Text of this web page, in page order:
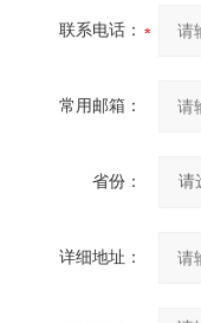
联系电话：
常用邮箱：
省份：
详细地址：